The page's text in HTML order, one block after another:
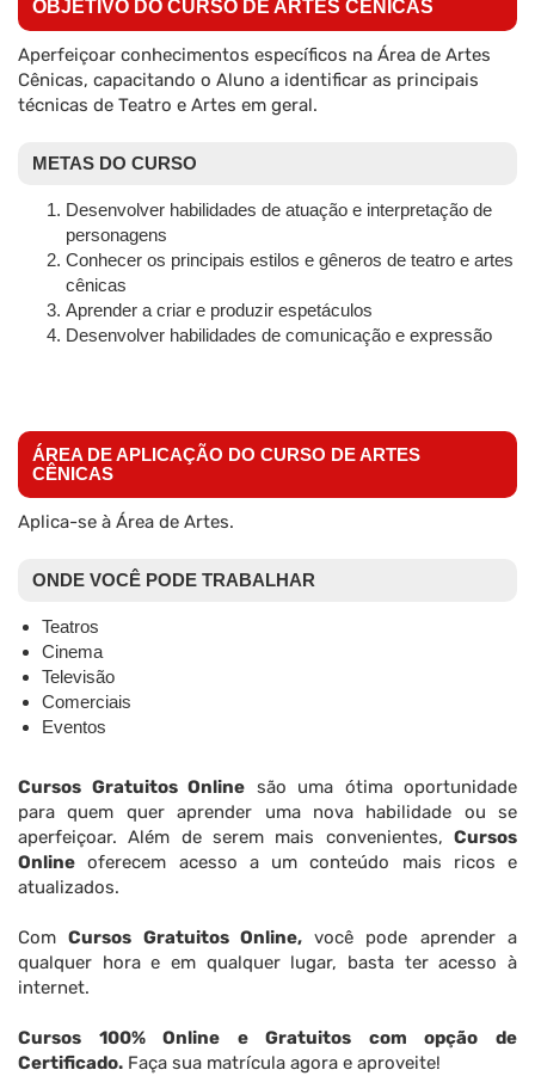
OBJETIVO DO CURSO DE ARTES CÊNICAS
Aperfeiçoar conhecimentos específicos na Área de Artes
Cênicas, capacitando o Aluno a identificar as principais
técnicas de Teatro e Artes em geral.
METAS DO CURSO
Desenvolver habilidades de atuação e interpretação de
personagens
Conhecer os principais estilos e gêneros de teatro e artes
cênicas
Aprender a criar e produzir espetáculos
Desenvolver habilidades de comunicação e expressão
ÁREA DE APLICAÇÃO DO CURSO DE ARTES
CÊNICAS
Aplica-se à Área de Artes.
ONDE VOCÊ PODE TRABALHAR
Teatros
Cinema
Televisão
Comerciais
Eventos
Cursos Gratuitos Online são uma ótima oportunidade
para quem quer aprender uma nova habilidade ou se
aperfeiçoar. Além de serem mais convenientes, Cursos
Online oferecem acesso a um conteúdo mais ricos e
atualizados.
ComCursos Gratuitos Online,você pode aprender a
qualquer hora e em qualquer lugar, basta ter acesso à
internet.
Cursos 100% Online e Gratuitos com opção de
Certificado. Faça sua matrícula agora e aproveite!